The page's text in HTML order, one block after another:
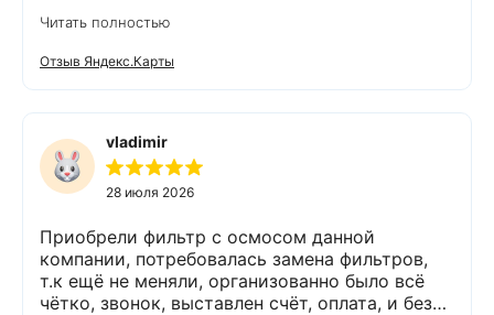
работает. Оборудование, несмотря на
размеры, поставили компактно, сбоев не
было. Спасибо Экодару за хорошую работу.
Читать полностью
Отзыв Яндекс.Карты
vladimir
28 июля 2026
Приобрели фильтр с осмосом данной
компании, потребовалась замена фильтров,
т.к ещё не меняли, организованно было всё
чётко, звонок, выставлен счёт, оплата, и без